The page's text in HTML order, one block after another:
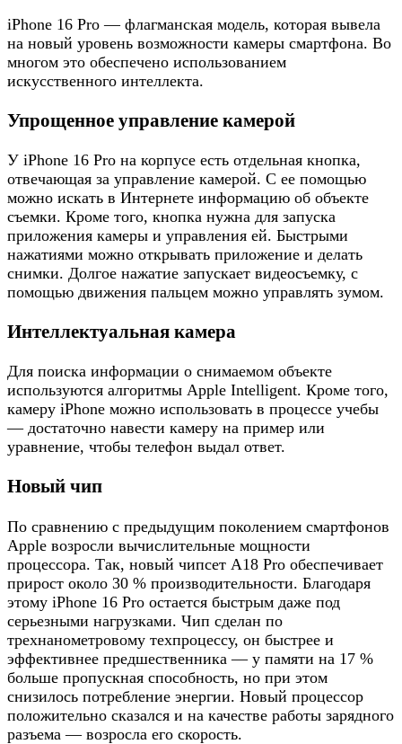
iPhone 16 Pro — флагманская модель, которая вывела
на новый уровень возможности камеры смартфона. Во
многом это обеспечено использованием
искусственного интеллекта.
Упрощенное управление камерой
У iPhone 16 Pro на корпусе есть отдельная кнопка,
отвечающая за управление камерой. С ее помощью
можно искать в Интернете информацию об объекте
съемки. Кроме того, кнопка нужна для запуска
приложения камеры и управления ей. Быстрыми
нажатиями можно открывать приложение и делать
снимки. Долгое нажатие запускает видеосъемку, с
помощью движения пальцем можно управлять зумом.
Интеллектуальная камера
Для поиска информации о снимаемом объекте
используются алгоритмы Apple Intelligent. Кроме того,
камеру iPhone можно использовать в процессе учебы
— достаточно навести камеру на пример или
уравнение, чтобы телефон выдал ответ.
Новый чип
По сравнению с предыдущим поколением смартфонов
Apple возросли вычислительные мощности
процессора. Так, новый чипсет А18 Pro обеспечивает
прирост около 30 % производительности. Благодаря
этому iPhone 16 Pro остается быстрым даже под
серьезными нагрузками. Чип сделан по
трехнанометровому техпроцессу, он быстрее и
эффективнее предшественника — у памяти на 17 %
больше пропускная способность, но при этом
снизилось потребление энергии. Новый процессор
положительно сказался и на качестве работы зарядного
разъема — возросла его скорость.